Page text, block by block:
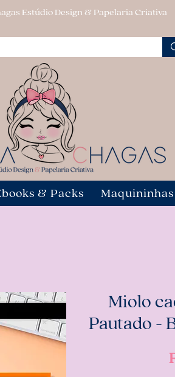
Estúdio Design & Papelaria Criativa
& Packs Maquininhas
Miolo
Pautado -